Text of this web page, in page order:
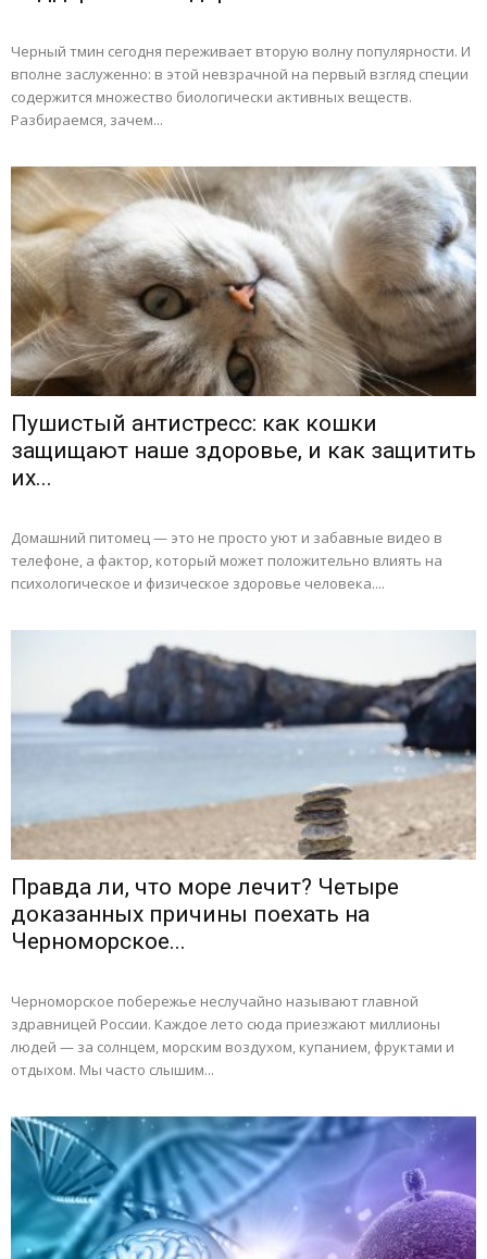
Черный тмин сегодня переживает вторую волну популярности. И
вполне заслуженно: в этой невзрачной на первый взгляд специи
содержится множество биологически активных веществ.
Разбираемся, зачем...
Пушистый антистресс: как кошки
защищают наше здоровье, и как защитить
их...
Домашний питомец — это не просто уют и забавные видео в
телефоне, а фактор, который может положительно влиять на
психологическое и физическое здоровье человека....
Правда ли, что море лечит? Четыре
доказанных причины поехать на
Черноморское...
Черноморское побережье неслучайно называют главной
здравницей России. Каждое лето сюда приезжают миллионы
людей — за солнцем, морским воздухом, купанием, фруктами и
отдыхом. Мы часто слышим...